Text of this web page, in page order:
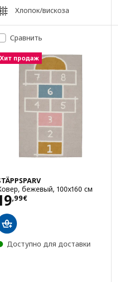
Хлопок/вискоза
Сравнить
Хит продаж
бежевый, 100x160 см
,99€ 19,99€
Доступно для доставки